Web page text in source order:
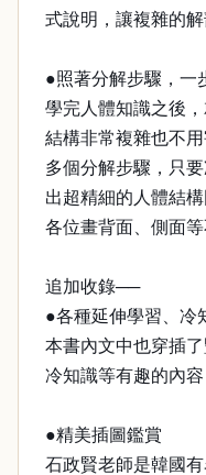
式說明，讓複雜的解
●照著分解步驟，一
學完人體知識之後
結構非常複雜也不
多個分解步驟，只
出超精細的人體結
各位畫背面、側面等
追加收錄──
●各種延伸學習、冷
本書內文中也穿插
冷知識等有趣的內
●精美插圖鑑賞
石政賢老師是韓國